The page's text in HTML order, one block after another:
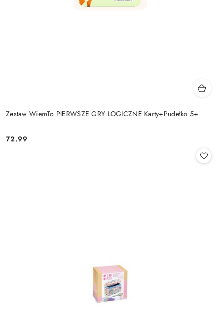
Zestaw WiemTo PIERWSZE GRY LOGICZNE Karty+Pudełko 5+
Cena:
72.99